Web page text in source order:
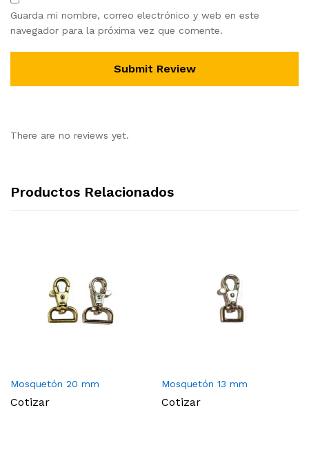
Guarda mi nombre, correo electrónico y web en este
navegador para la próxima vez que comente.
There are no reviews yet.
Productos Relacionados
Mosquetón 20 mm
Cotizar
Mosquetón 13 mm
Cotizar